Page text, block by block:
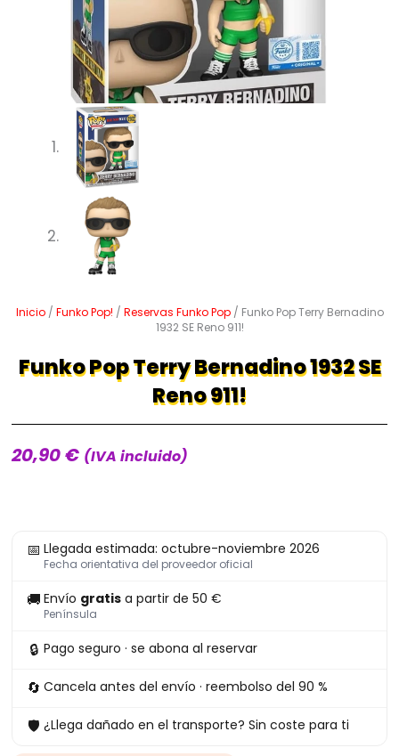
Inicio/ Funko Pop! / Reservas Funko Pop/ Funko Pop Terry Bernadino
1932 SE Reno 911!
Funko Pop Terry Bernadino 1932 SE
Reno 911!
20,90€ (IVA incluido)
📅 Llegada estimada: octubre-noviembre 2026
Fecha orientativa del proveedor oficial
🚚 Envío gratis a partir de 50 €
Península
🔒 Pago seguro · se abona al reservar
🔄 Cancela antes del envío · reembolso del 90 %
🛡 ¿Llega dañado en el transporte? Sin coste para ti
Pop
Bernadino
SE
Reno
cantidad